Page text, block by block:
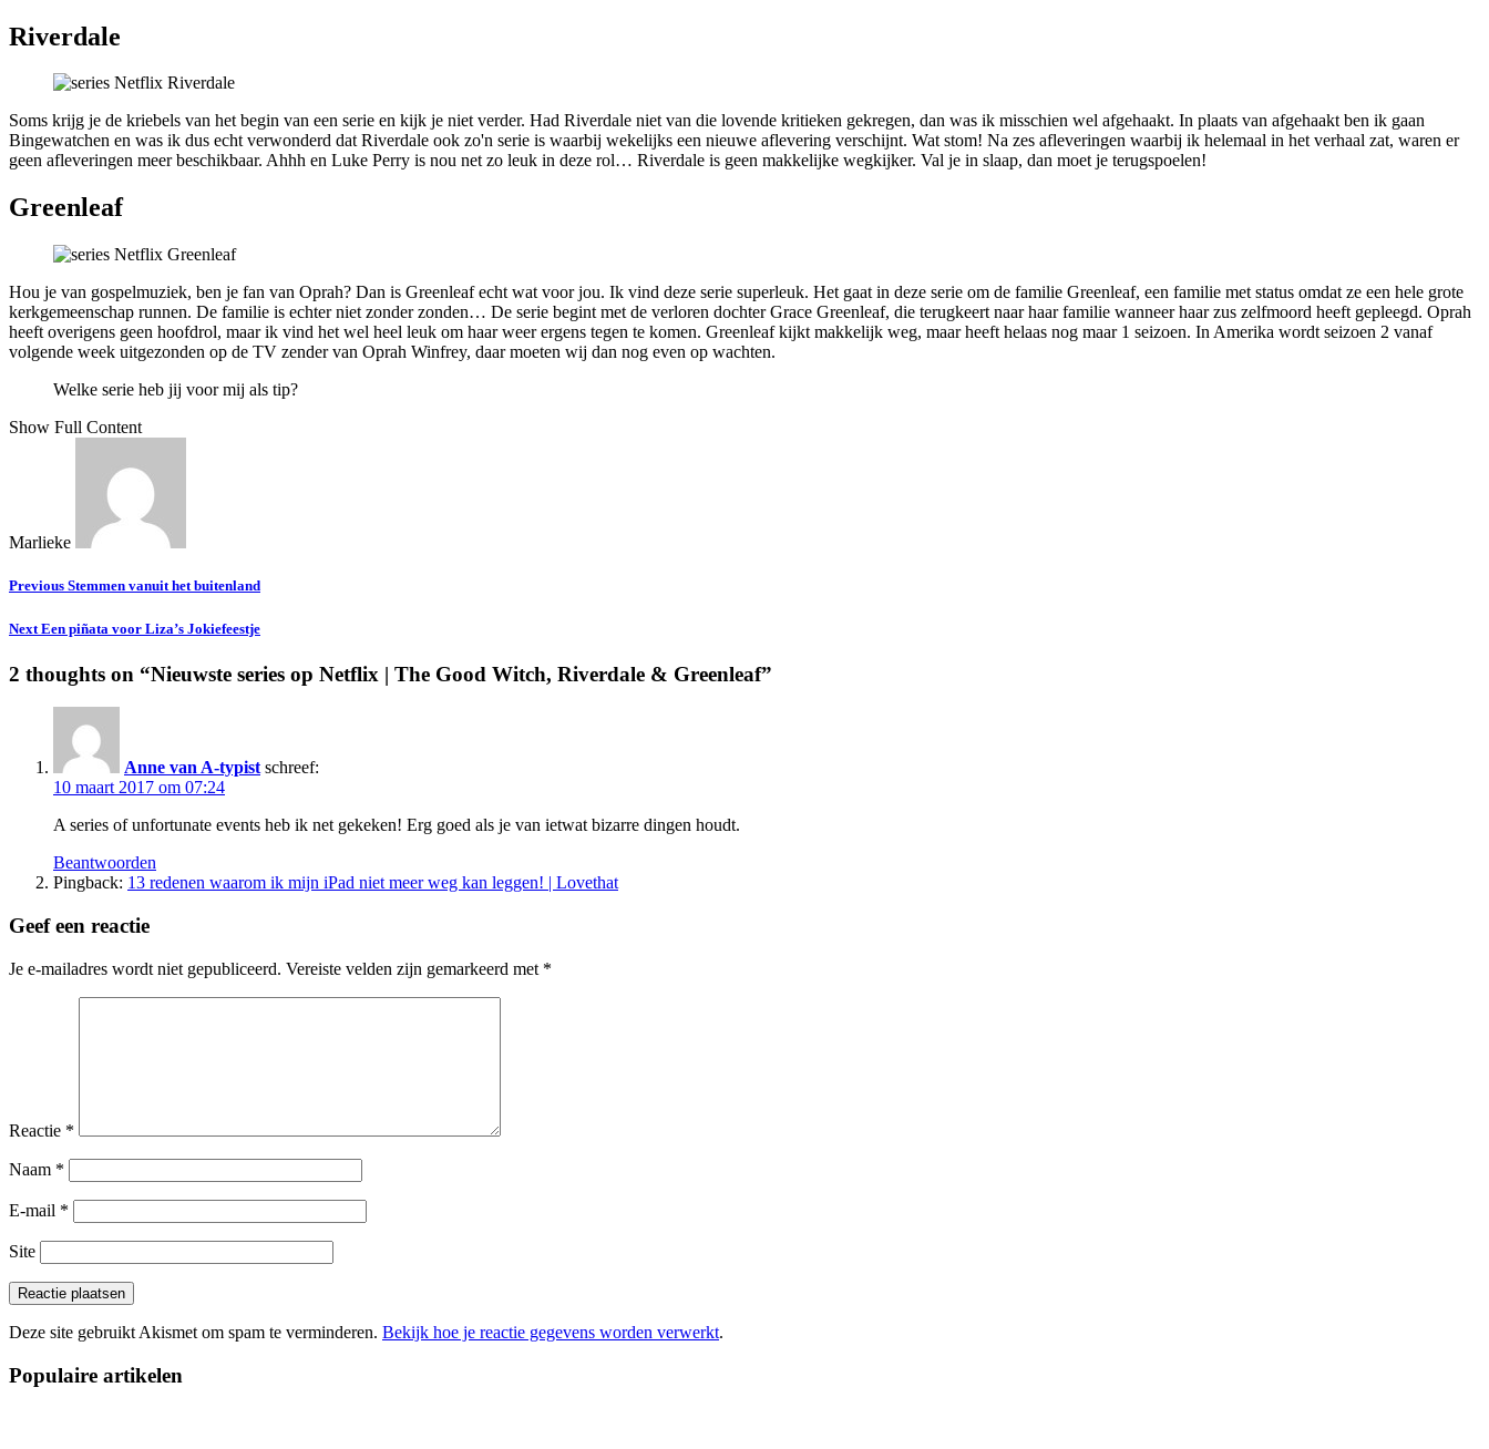
Riverdale
Soms krijg je de kriebels van het begin van een serie en kijk je niet verder. Had Riverdale niet van die lovende kritieken gekregen, dan was ik misschien wel afgehaakt. In plaats van afgehaakt ben ik gaan
Bingewatchen en was ik dus echt verwonderd dat Riverdale ook zo'n serie is waarbij wekelijks een nieuwe aflevering verschijnt. Wat stom! Na zes afleveringen waarbij ik helemaal in het verhaal zat, waren er
geen afleveringen meer beschikbaar. Ahhh en Luke Perry is nou net zo leuk in deze rol… Riverdale is geen makkelijke wegkijker. Val je in slaap, dan moet je terugspoelen!
Greenleaf
Hou je van gospelmuziek, ben je fan van Oprah? Dan is Greenleaf echt wat voor jou. Ik vind deze serie superleuk. Het gaat in deze serie om de familie Greenleaf, een familie met status omdat ze een hele grote
kerkgemeenschap runnen. De familie is echter niet zonder zonden… De serie begint met de verloren dochter Grace Greenleaf, die terugkeert naar haar familie wanneer haar zus zelfmoord heeft gepleegd. Oprah
heeft overigens geen hoofdrol, maar ik vind het wel heel leuk om haar weer ergens tegen te komen. Greenleaf kijkt makkelijk weg, maar heeft helaas nog maar 1 seizoen. In Amerika wordt seizoen 2 vanaf
volgende week uitgezonden op de TV zender van Oprah Winfrey, daar moeten wij dan nog even op wachten.
Welke serie heb jij voor mij als tip?
Show Full Content
Marlieke
Previous Stemmen vanuit het buitenland
Next Een piñata voor Liza’s Jokiefeestje
2 thoughts on “Nieuwste series op Netflix | The Good Witch, Riverdale & Greenleaf”
Anne van A-typist schreef:
10 maart 2017 om 07:24
A series of unfortunate events heb ik net gekeken! Erg goed als je van ietwat bizarre dingen houdt.
Beantwoorden
Pingback: 13 redenen waarom ik mijn iPad niet meer weg kan leggen! | Lovethat
Geef een reactie
Je e-mailadres wordt niet gepubliceerd. Vereiste velden zijn gemarkeerd met *
Reactie *
Naam *
E-mail *
Site
Deze site gebruikt Akismet om spam te verminderen. Bekijk hoe je reactie gegevens worden verwerkt.
Populaire artikelen